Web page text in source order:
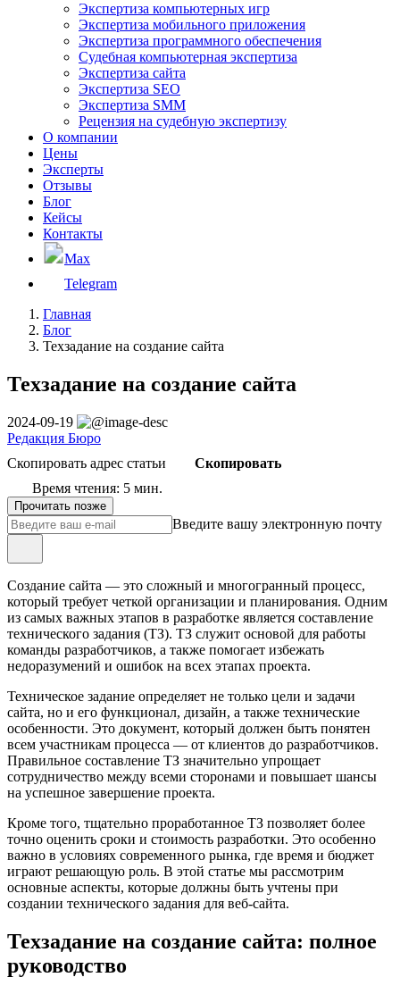
Экспертиза компьютерных игр
Экспертиза мобильного приложения
Экспертиза программного обеспечения
Судебная компьютерная экспертиза
Экспертиза сайта
Экспертиза SEO
Экспертиза SMM
Рецензия на судебную экспертизу
О компании
Цены
Эксперты
Отзывы
Блог
Кейсы
Контакты
Max
Telegram
Главная
Блог
Техзадание на создание сайта
Техзадание на создание сайта
2024-09-19
Редакция Бюро
Скопировать адрес статьи
Скопировать
Время чтения: 5 мин.
Прочитать позже
Введите вашу электронную почту
Создание сайта — это сложный и многогранный процесс,
который требует четкой организации и планирования. Одним
из самых важных этапов в разработке является составление
технического задания (ТЗ). ТЗ служит основой для работы
команды разработчиков, а также помогает избежать
недоразумений и ошибок на всех этапах проекта.
Техническое задание определяет не только цели и задачи
сайта, но и его функционал, дизайн, а также технические
особенности. Это документ, который должен быть понятен
всем участникам процесса — от клиентов до разработчиков.
Правильное составление ТЗ значительно упрощает
сотрудничество между всеми сторонами и повышает шансы
на успешное завершение проекта.
Кроме того, тщательно проработанное ТЗ позволяет более
точно оценить сроки и стоимость разработки. Это особенно
важно в условиях современного рынка, где время и бюджет
играют решающую роль. В этой статье мы рассмотрим
основные аспекты, которые должны быть учтены при
создании технического задания для веб-сайта.
Техзадание на создание сайта: полное
руководство